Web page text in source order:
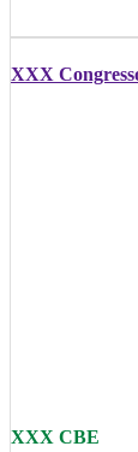
XXX
XXX CBE